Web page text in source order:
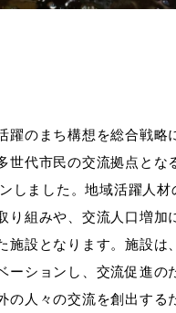
躍のまち構想を総合戦略
世代市民の交流拠点とな
しました。地域活躍人材
り組みや、交流人口増加
施設となります。施設は
ーションし、交流促進の
の人々の交流を創出する